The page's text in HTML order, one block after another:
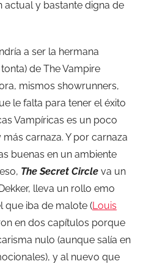
actual y bastante digna de
a ser la hermana
de The Vampire
mismos showrunners,
le falta para tener el éxito
Vampíricas es un poco
carnaza. Y por carnaza
buenas en un ambiente
The Secret Circle va un
lleva un rollo emo
que iba de malote (Louis
en dos capítulos porque
nulo (aunque salía en
y al nuevo que